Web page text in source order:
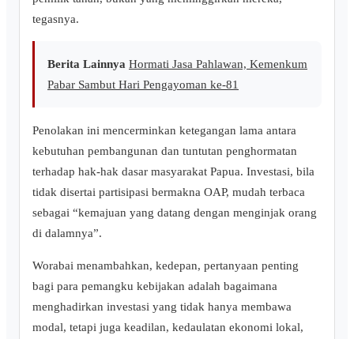
tegasnya.
Berita Lainnya Hormati Jasa Pahlawan, Kemenkum
Pabar Sambut Hari Pengayoman ke-81
Penolakan ini mencerminkan ketegangan lama antara
kebutuhan pembangunan dan tuntutan penghormatan
terhadap hak-hak dasar masyarakat Papua. Investasi, bila
tidak disertai partisipasi bermakna OAP, mudah terbaca
sebagai “kemajuan yang datang dengan menginjak orang
di dalamnya”.
Worabai menambahkan, kedepan, pertanyaan penting
bagi para pemangku kebijakan adalah bagaimana
menghadirkan investasi yang tidak hanya membawa
modal, tetapi juga keadilan, kedaulatan ekonomi lokal,